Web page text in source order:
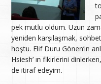
pek mutlu oldum. Uzun
yeniden karşılaşmak,
hoştu. Elif Duru Gönen’in
Hsiesh’ ın fikirlerini
de itiraf edeyim.